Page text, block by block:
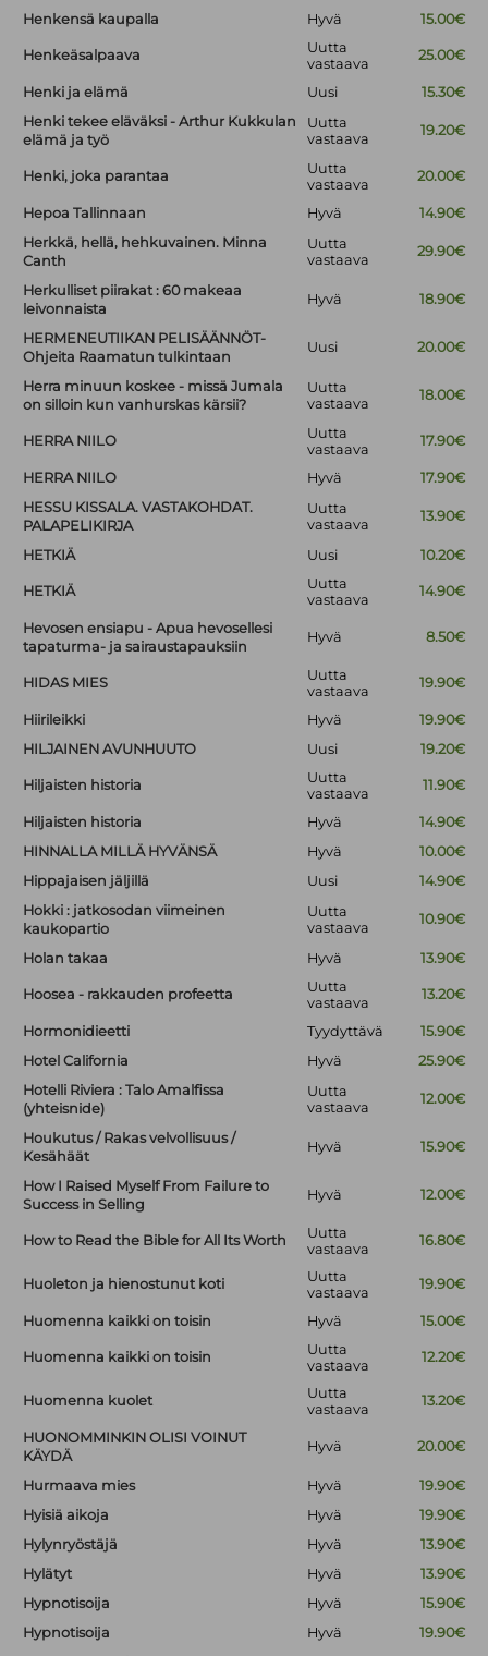
Henkensä kaupalla Hyvä 15.00€
Henkeäsalpaava
Uutta
vastaava
25.00€
Henki ja elämä Uusi
15.30€
Henki tekee eläväksi - Arthur Kukkulan
elämä ja työ
Uutta
vastaava
19.20€
Henki, joka parantaa
Uutta
vastaava
20.00€
Hepoa Tallinnaan Hyvä
14.90€
Herkkä, hellä, hehkuvainen. Minna
Canth
Uutta
vastaava
29.90€
Herkulliset piirakat : 60 makeaa
leivonnaista
Hyvä 18.90€
HERMENEUTIIKAN PELISÄÄNNÖT-
Ohjeita Raamatun tulkintaan
Uusi 20.00€
Herra minuun koskee - missä Jumala
on silloin kun vanhurskas kärsii?
Uutta
vastaava
18.00€
HERRA NIILO
Uutta
vastaava
17.90€
HERRA NIILO Hyvä
17.90€
HESSU KISSALA. VASTAKOHDAT.
PALAPELIKIRJA
Uutta
vastaava
13.90€
HETKIÄ Uusi 10.20€
HETKIÄ
Uutta
vastaava
14.90€
Hevosen ensiapu - Apua hevosellesi
tapaturma- ja sairaustapauksiin
Hyvä 8.50€
HIDAS MIES
Uutta
vastaava
19.90€
Hiirileikki Hyvä
19.90€
HILJAINEN AVUNHUUTO
Uusi 19.20€
Hiljaisten historia
Uutta
vastaava
11.90€
Hiljaisten historia Hyvä
14.90€
HINNALLA MILLÄ HYVÄNSÄ
Hyvä
10.00€
Hippajaisen jäljillä
Uusi
14.90€
Hokki : jatkosodan viimeinen
kaukopartio
Uutta
vastaava
10.90€
Holan takaa Hyvä 13.90€
Hoosea - rakkauden profeetta
Uutta
vastaava
13.20€
Hormonidieetti Tyydyttävä
15.90€
Hotel California
Hyvä
25.90€
Hotelli Riviera : Talo Amalfissa
(yhteisnide)
Uutta
vastaava
12.00€
Houkutus / Rakas velvollisuus /
Kesähäät
Hyvä 15.90€
How I Raised Myself From Failure to
Success in Selling
Hyvä 12.00€
How to Read the Bible for All Its Worth
Uutta
vastaava
16.80€
Huoleton ja hienostunut koti
Uutta
vastaava
19.90€
Huomenna kaikki on toisin Hyvä 15.00€
Huomenna kaikki on toisin
Uutta
vastaava
12.20€
Huomenna kuolet
Uutta
vastaava
13.20€
HUONOMMINKIN OLISI VOINUT
KÄYDÄ
Hyvä 20.00€
Hurmaava mies Hyvä
19.90€
Hyisiä aikoja
Hyvä
19.90€
Hylynryöstäjä
Hyvä
13.90€
Hylätyt
Hyvä
13.90€
Hypnotisoija
Hyvä
15.90€
Hypnotisoija
Hyvä
19.90€